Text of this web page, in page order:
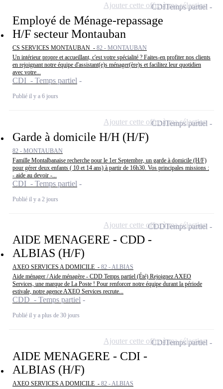
Employé de Ménage-repassage
H/F secteur Montauban
CS SERVICES MONTAUBAN - 82 - MONTAUBAN
Un intérieur propre et accueillant, c'est votre spécialité ? Faites-en profiter nos clients
en rejoignant notre équipe d'assistant(e)s ménager(ère)s et facilitez leur quotidien
avec votre...
CDI - Temps partiel
Publié il y a 6 jours
CDITemps partiel
Ajouter cette offre à ma sélection
Garde à domicile H/H (H/F)
82 - MONTAUBAN
Famille Montalbanaise recherche pour le 1er Septembre, un garde à domicile (H/F)
pour gérer deux enfants ( 10 et 14 ans) à partir de 16h30. Vos principales missions :
- aide au devoir -...
CDI - Temps partiel
Publié il y a 2 jours
CDITemps partiel
Ajouter cette offre à ma sélection
AIDE MENAGERE - CDD -
ALBIAS (H/F)
AXEO SERVICES A DOMICILE - 82 - ALBIAS
Aide ménager / Aide ménagère - CDD Temps partiel (Été) Rejoignez AXEO
Services, une marque de La Poste ! Pour renforcer notre équipe durant la période
estivale, notre agence AXEO Services recrute...
CDD - Temps partiel
Publié il y a plus de 30 jours
CDDTemps partiel
Ajouter cette offre à ma sélection
AIDE MENAGERE - CDI -
ALBIAS (H/F)
AXEO SERVICES A DOMICILE - 82 - ALBIAS
CDITemps partiel
Ajouter cette offre à ma sélection